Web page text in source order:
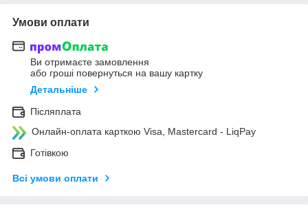
Умови оплати
Ви отримаєте замовлення
або гроші повернуться на вашу картку
Детальніше
Післяплата
Онлайн-оплата карткою Visa, Mastercard - LiqPay
Готівкою
Всі умови оплати